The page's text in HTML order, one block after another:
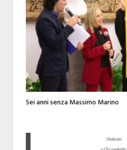
Sei anni senza Massimo Marino